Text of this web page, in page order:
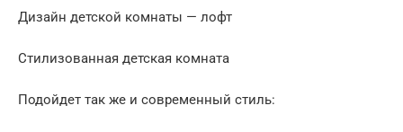
Дизайн детской комнаты — лофт
Стилизованная детская комната
Подойдет так же и современный стиль: